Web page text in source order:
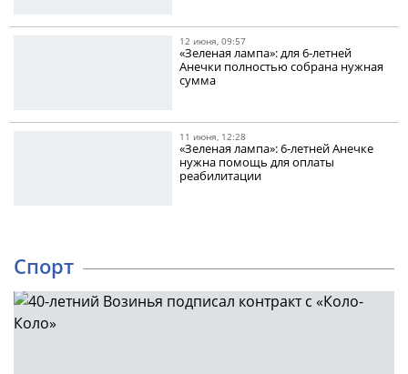
12 июня, 09:57
«Зеленая лампа»: для 6-летней
Анечки полностью собрана нужная
сумма
11 июня, 12:28
«Зеленая лампа»: 6-летней Анечке
нужна помощь для оплаты
реабилитации
Спорт